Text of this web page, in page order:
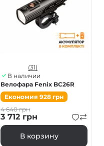
(31)
В наличии
Велофара Fenix BC26R
Економия 928 грн
4 640грн
3 712 грн
В корзину